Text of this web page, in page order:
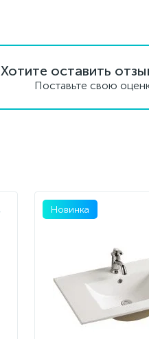
Хотите оставить
Поставьте свою
Новинка